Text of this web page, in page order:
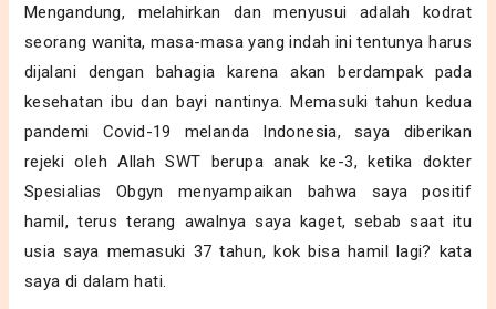
Mengandung, melahirkan dan menyusui adalah kodrat
seorang wanita, masa-masa yang indah ini tentunya harus
dijalani dengan bahagia karena akan berdampak pada
kesehatan ibu dan bayi nantinya. Memasuki tahun kedua
pandemi Covid-19 melanda Indonesia, saya diberikan
rejeki oleh Allah SWT berupa anak ke-3, ketika dokter
Spesialias Obgyn menyampaikan bahwa saya positif
hamil, terus terang awalnya saya kaget, sebab saat itu
usia saya memasuki 37 tahun, kok bisa hamil lagi? kata
saya di dalam hati.